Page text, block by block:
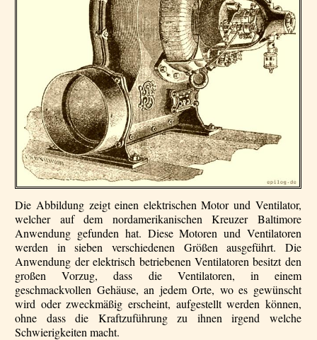
Die Abbildung zeigt einen elektrischen Motor und Ventilator,
welcher auf dem nordamerikanischen Kreuzer Baltimore
Anwendung gefunden hat. Diese Motoren und Ventilatoren
werden in sieben verschiedenen Größen ausgeführt. Die
Anwendung der elektrisch betriebenen Ventilatoren besitzt den
großen Vorzug, dass die Ventilatoren, in einem
geschmackvollen Gehäuse, an jedem Orte, wo es gewünscht
wird oder zweckmäßig erscheint, aufgestellt werden können,
ohne dass die Kraftzuführung zu ihnen irgend welche
Schwierigkeiten macht.